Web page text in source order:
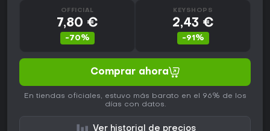
OFFICIAL
7,80 €
-70%
KEYSHOPS
2,43 €
-91%
Comprar ahora
En tiendas oficiales, estuvo más barato en el 96% de los
días con datos.
Ver historial de precios